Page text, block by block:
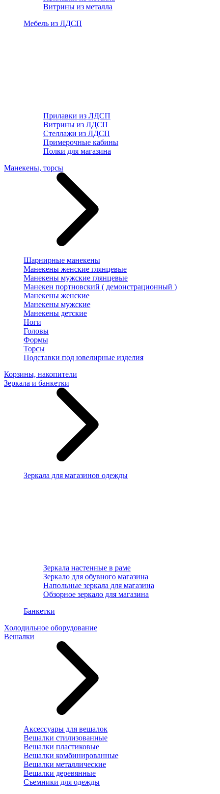
Витрины из металла
Мебель из ЛДСП
Прилавки из ЛДСП
Витрины из ЛДСП
Стеллажи из ЛДСП
Примерочные кабины
Полки для магазина
Манекены, торсы
Шарнирные манекены
Манекены женские глянцевые
Манекены мужские глянцевые
Манекен портновский ( демонстрационный )
Манекены женские
Манекены мужские
Манекены детские
Ноги
Головы
Формы
Торсы
Подставки под ювелирные изделия
Корзины, накопители
Зеркала и банкетки
Зеркала для магазинов одежды
Зеркала настенные в раме
Зеркало для обувного магазина
Напольные зеркала для магазина
Обзорное зеркало для магазина
Банкетки
Холодильное оборудование
Вешалки
Аксессуары для вешалок
Вешалки стилизованные
Вешалки пластиковые
Вешалки комбинированные
Вешалки металлические
Вешалки деревянные
Съемники для одежды